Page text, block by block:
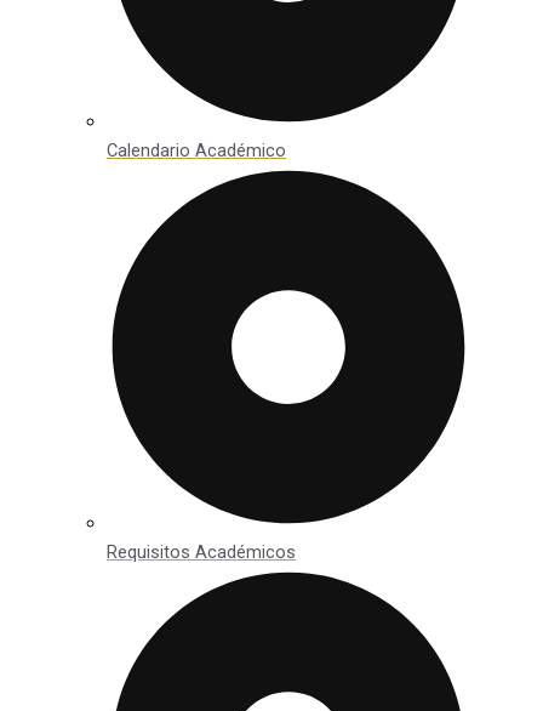
Calendario Académico
Requisitos Académicos